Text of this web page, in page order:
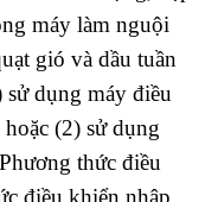
máy làm nguội
gió và dầu tuần
dụng máy điều
(2) sử dụng
thức điều